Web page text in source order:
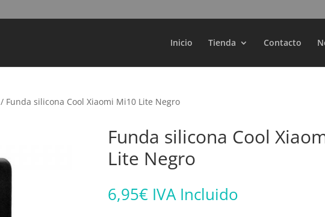
Inicio Tienda Contacto
Búsqueda
productos
/ Funda silicona Cool Xiaomi Mi10 Lite Negro
Funda silicona Cool
Lite Negro
6,95€ IVA Incluido